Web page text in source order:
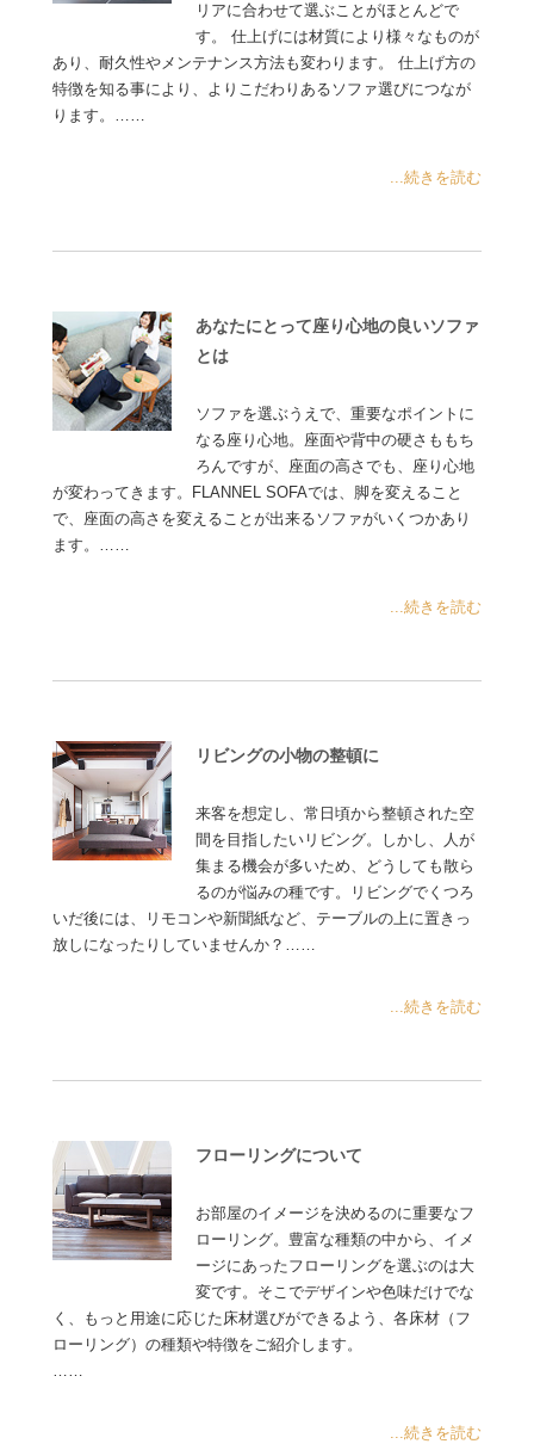
リアに合わせて選ぶことがほとんどで
す。 仕上げには材質により様々なものが
あり、耐久性やメンテナンス方法も変わります。 仕上げ方の
特徴を知る事により、よりこだわりあるソファ選びにつなが
ります。……
...続きを読む
あなたにとって座り心地の良いソファ
とは
ソファを選ぶうえで、重要なポイントに
なる座り心地。座面や背中の硬さももち
ろんですが、座面の高さでも、座り心地
が変わってきます。FLANNEL SOFAでは、脚を変えること
で、座面の高さを変えることが出来るソファがいくつかあり
ます。……
...続きを読む
リビングの小物の整頓に
来客を想定し、常日頃から整頓された空
間を目指したいリビング。しかし、人が
集まる機会が多いため、どうしても散ら
るのが悩みの種です。リビングでくつろ
いだ後には、リモコンや新聞紙など、テーブルの上に置きっ
放しになったりしていませんか？……
...続きを読む
フローリングについて
お部屋のイメージを決めるのに重要なフ
ローリング。豊富な種類の中から、イメ
ージにあったフローリングを選ぶのは大
変です。そこでデザインや色味だけでな
く、もっと用途に応じた床材選びができるよう、各床材（フ
ローリング）の種類や特徴をご紹介します。
……
...続きを読む